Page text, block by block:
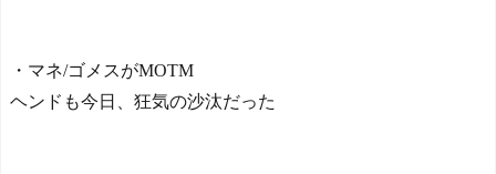
・マネ/ゴメスがMOTM
ヘンドも今日、狂気の沙汰だった